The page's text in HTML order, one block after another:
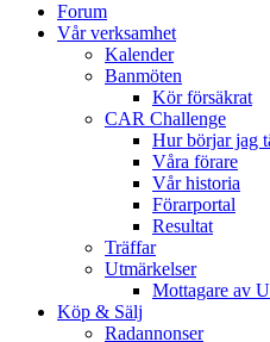
Forum
Vår verksamhet
Kalender
Banmöten
Kör försäkrat
CAR Challenge
Hur börjar jag
Våra förare
Vår historia
Förarportal
Resultat
Träffar
Utmärkelser
Mottagare av
Köp & Sälj
Radannonser